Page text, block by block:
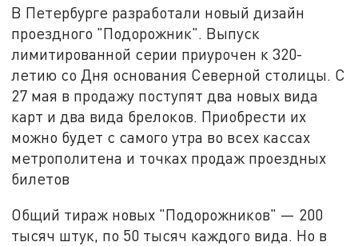
В Петербурге разработали новый дизайн
проездного "Подорожник". Выпуск
лимитированной серии приурочен к 320-
летию со Дня основания Северной столицы. С
27 мая в продажу поступят два новых вида
карт и два вида брелоков. Приобрести их
можно будет с самого утра во всех кассах
метрополитена и точках продаж проездных
билетов
Общий тираж новых "Подорожников" — 200
тысяч штук, по 50 тысяч каждого вида. Но в